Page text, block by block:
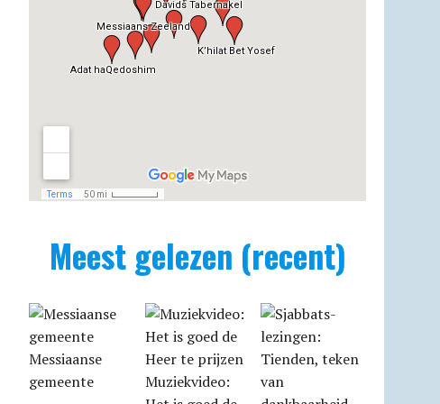
Meest gelezen (recent)
Messiaanse
gemeente
Muziekvideo: